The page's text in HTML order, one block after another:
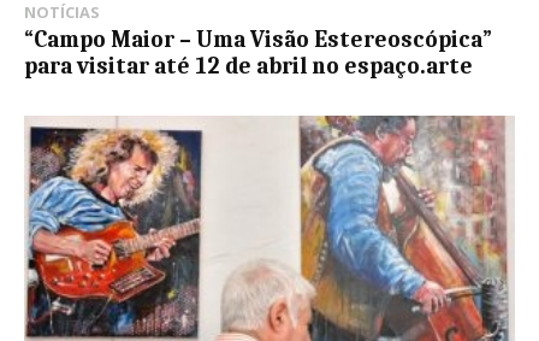
NOTÍCIAS
“Campo Maior – Uma Visão Estereoscópica”
para visitar até 12 de abril no espaço.arte